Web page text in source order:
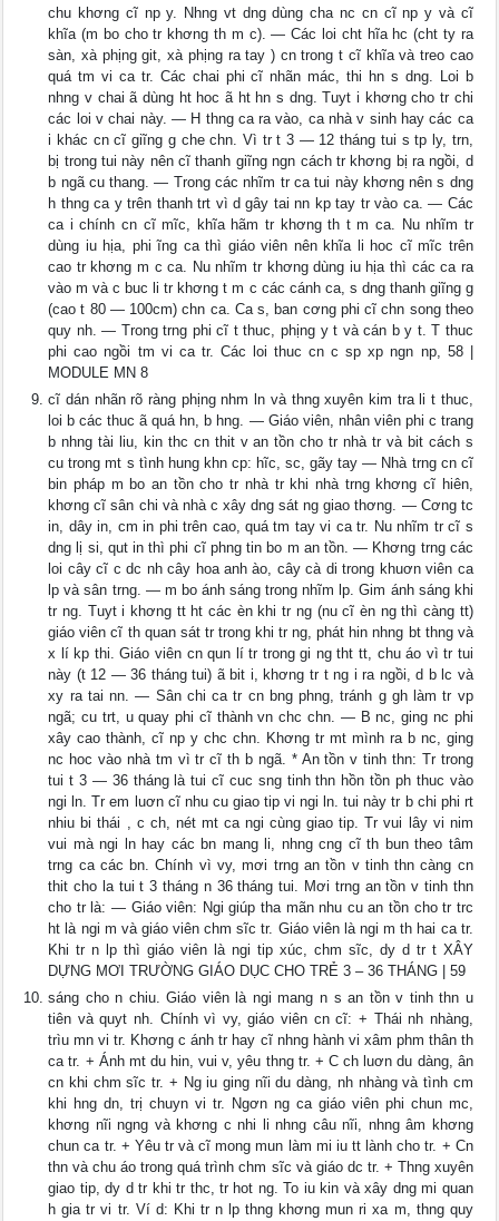
chu khơng cĩ np y. Nhng vt dng dùng cha nc cn cĩ np y và cĩ
khĩa (m bo cho tr khơng th m c). — Các loi cht hĩa hc (cht ty ra
sàn, xà phịng git, xà phịng ra tay ) cn trong t cĩ khĩa và treo cao
quá tm vi ca tr. Các chai phi cĩ nhãn mác, thi hn s dng. Loi b
nhng v chai ã dùng ht hoc ã ht hn s dng. Tuyt i khơng cho tr chi
các loi v chai này. — H thng ca ra vào, ca nhà v sinh hay các ca
i khác cn cĩ giĩng g che chn. Vì tr t 3 — 12 tháng tui s tp ly, trn,
bị trong tui này nên cĩ thanh giĩng ngn cách tr khơng bị ra ngồi, d
b ngã cu thang. — Trong các nhĩm tr ca tui này khơng nên s dng
h thng ca y trên thanh trt vì d gây tai nn kp tay tr vào ca. — Các
ca i chính cn cĩ mĩc, khĩa hãm tr khơng th t m ca. Nu nhĩm tr
dùng iu hịa, phi ĩng ca thì giáo viên nên khĩa li hoc cĩ mĩc trên
cao tr khơng m c ca. Nu nhĩm tr khơng dùng iu hịa thì các ca ra
vào m và c buc li tr khơng t m c các cánh ca, s dng thanh giĩng g
(cao t 80 — 100cm) chn ca. Ca s, ban cơng phi cĩ chn song theo
quy nh. — Trong trng phi cĩ t thuc, phịng y t và cán b y t. T thuc
phi cao ngồi tm vi ca tr. Các loi thuc cn c sp xp ngn np, 58 |
MODULE MN 8
cĩ dán nhãn rõ ràng phịng nhm ln và thng xuyên kim tra li t thuc,
loi b các thuc ã quá hn, b hng. — Giáo viên, nhân viên phi c trang
b nhng tài liu, kin thc cn thit v an tồn cho tr nhà tr và bit cách s
cu trong mt s tình hung khn cp: hĩc, sc, gãy tay — Nhà trng cn cĩ
bin pháp m bo an tồn cho tr nhà tr khi nhà trng khơng cĩ hiên,
khơng cĩ sân chi và nhà c xây dng sát ng giao thơng. — Cơng tc
in, dây in, cm in phi trên cao, quá tm tay vi ca tr. Nu nhĩm tr cĩ s
dng lị si, qut in thì phi cĩ phng tin bo m an tồn. — Khơng trng các
loi cây cĩ c dc nh cây hoa anh ào, cây cà di trong khuơn viên ca
lp và sân trng. — m bo ánh sáng trong nhĩm lp. Gim ánh sáng khi
tr ng. Tuyt i khơng tt ht các èn khi tr ng (nu cĩ èn ng thì càng tt)
giáo viên cĩ th quan sát tr trong khi tr ng, phát hin nhng bt thng và
x lí kp thi. Giáo viên cn qun lí tr trong gi ng tht tt, chu áo vì tr tui
này (t 12 — 36 tháng tui) ã bit i, khơng tr t ng i ra ngồi, d b lc và
xy ra tai nn. — Sân chi ca tr cn bng phng, tránh g gh làm tr vp
ngã; cu trt, u quay phi cĩ thành vn chc chn. — B nc, ging nc phi
xây cao thành, cĩ np y chc chn. Khơng tr mt mình ra b nc, ging
nc hoc vào nhà tm vì tr cĩ th b ngã. * An tồn v tinh thn: Tr trong
tui t 3 — 36 tháng là tui cĩ cuc sng tinh thn hồn tồn ph thuc vào
ngi ln. Tr em luơn cĩ nhu cu giao tip vi ngi ln. tui này tr b chi phi rt
nhiu bi thái , c ch, nét mt ca ngi cùng giao tip. Tr vui lây vi nim
vui mà ngi ln hay các bn mang li, nhng cng cĩ th bun theo tâm
trng ca các bn. Chính vì vy, mơi trng an tồn v tinh thn càng cn
thit cho la tui t 3 tháng n 36 tháng tui. Mơi trng an tồn v tinh thn
cho tr là: — Giáo viên: Ngi giúp tha mãn nhu cu an tồn cho tr trc
ht là ngi m và giáo viên chm sĩc tr. Giáo viên là ngi m th hai ca tr.
Khi tr n lp thì giáo viên là ngi tip xúc, chm sĩc, dy d tr t XÂY
DỰNG MƠI TRƯỜNG GIÁO DỤC CHO TRẺ 3 – 36 THÁNG | 59
sáng cho n chiu. Giáo viên là ngi mang n s an tồn v tinh thn u
tiên và quyt nh. Chính vì vy, giáo viên cn cĩ: + Thái nh nhàng,
trìu mn vi tr. Khơng c ánh tr hay cĩ nhng hành vi xâm phm thân th
ca tr. + Ánh mt du hin, vui v, yêu thng tr. + C ch luơn du dàng, ân
cn khi chm sĩc tr. + Ng iu ging nĩi du dàng, nh nhàng và tình cm
khi hng dn, trị chuyn vi tr. Ngơn ng ca giáo viên phi chun mc,
khơng nĩi ngng và khơng c nhi li nhng câu nĩi, nhng âm khơng
chun ca tr. + Yêu tr và cĩ mong mun làm mi iu tt lành cho tr. + Cn
thn và chu áo trong quá trình chm sĩc và giáo dc tr. + Thng xuyên
giao tip, dy d tr khi tr thc, tr hot ng. To iu kin và xây dng mi quan
h gia tr vi tr. Ví d: Khi tr n lp thng khơng mun ri xa m, thng quy